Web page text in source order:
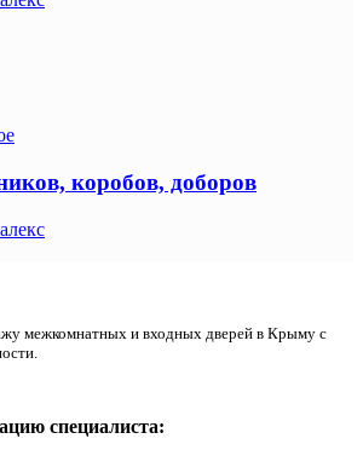
коробов, доборов
межкомнатных и входных дверей в Крыму с
специалиста: